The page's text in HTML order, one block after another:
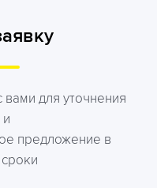
вами для уточнения
предложение в